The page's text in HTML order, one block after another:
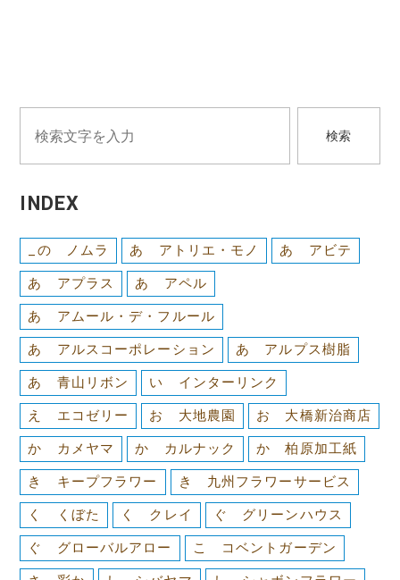
検索
INDEX
_の ノムラ あ アトリエ・モノ あ アビテ
あ アプラス あ アペル
あ アムール・デ・フルール
あ アルスコーポレーション あ アルプス樹脂
あ 青山リボン い インターリンク
え エコゼリー お 大地農園 お 大橋新治商店
か カメヤマ か カルナック か 柏原加工紙
き キープフラワー き 九州フラワーサービス
く くぼた く クレイ ぐ グリーンハウス
ぐ グローバルアロー こ コベントガーデン